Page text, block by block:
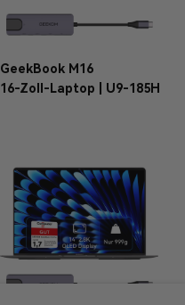
GeekBook M16
16-Zoll-Laptop | U9-185H